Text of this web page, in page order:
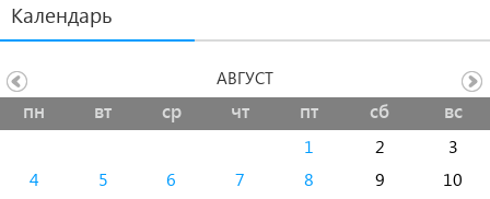
Календарь
пн вт ср чт пт сб вс
1 2
3
4
5 6 7 8 9
10
АВГУСТ